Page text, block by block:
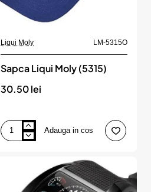
Liqui Moly LM-5315O
Sapca Liqui Moly (5315)
30.50 lei
Sapca
Liqui
Adauga in cos